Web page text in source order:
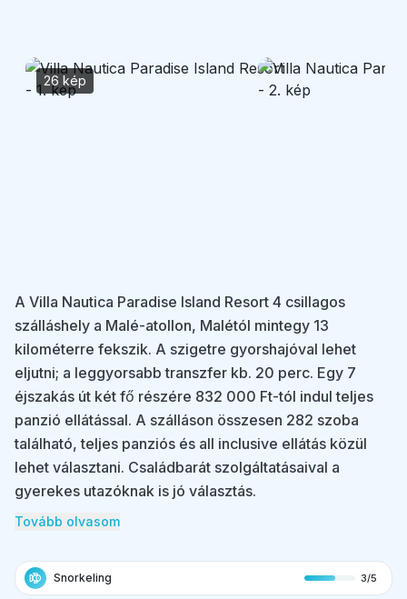
26 kép
A Villa Nautica Paradise Island Resort 4 csillagos
szálláshely a Malé-atollon, Malétól mintegy 13
kilométerre fekszik. A szigetre gyorshajóval lehet
eljutni; a leggyorsabb transzfer kb. 20 perc. Egy 7
éjszakás út két fő részére 832 000 Ft-tól indul teljes
panzió ellátással. A szálláson összesen 282 szoba
található, teljes panziós és all inclusive ellátás közül
lehet választani. Családbarát szolgáltatásaival a
gyerekes utazóknak is jó választás.
Tovább olvasom
Snorkeling 3/5